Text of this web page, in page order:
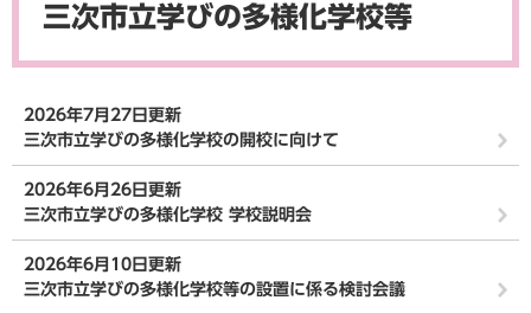
三次市立学びの多様化学校等
2026年7月27日更新
三次市立学びの多様化学校の開校に向けて
2026年6月26日更新
三次市立学びの多様化学校 学校説明会
2026年6月10日更新
三次市立学びの多様化学校等の設置に係る検討会議